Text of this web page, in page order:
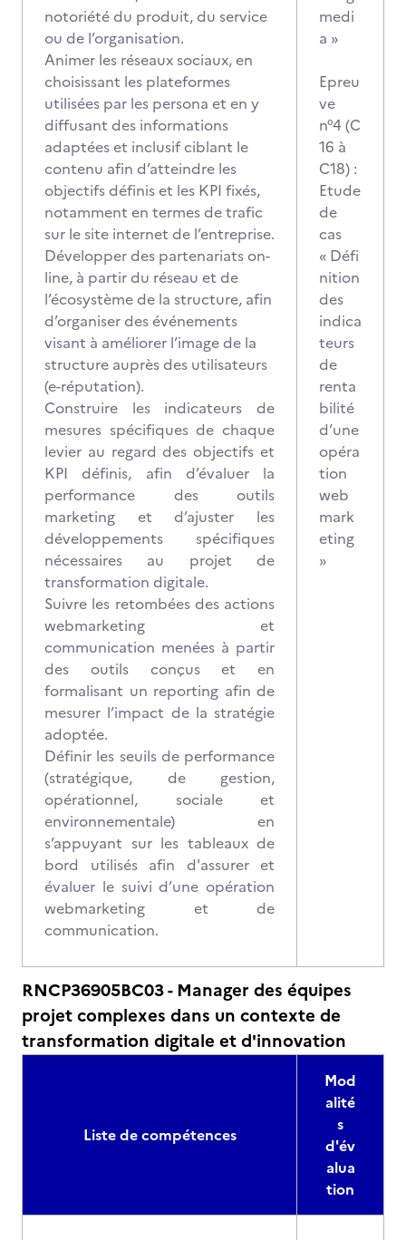
notoriété du produit, du service
ou de l’organisation.
Animer les réseaux sociaux, en
choisissant les plateformes
utilisées par les persona et en y
diffusant des informations
adaptées et inclusif ciblant le
contenu afin d’atteindre les
objectifs définis et les KPI fixés,
notamment en termes de trafic
sur le site internet de l’entreprise.
Développer des partenariats on-
line, à partir du réseau et de
l’écosystème de la structure, afin
d’organiser des événements
visant à améliorer l’image de la
structure auprès des utilisateurs
(e-réputation).
Construire les indicateurs de
mesures spécifiques de chaque
levier au regard des objectifs et
KPI définis, afin d’évaluer la
performance des outils
marketing et d’ajuster les
développements spécifiques
nécessaires au projet de
transformation digitale.
Suivre les retombées des actions
webmarketing et
communication menées à partir
des outils conçus et en
formalisant un reporting afin de
mesurer l’impact de la stratégie
adoptée.
Définir les seuils de performance
(stratégique, de gestion,
opérationnel, sociale et
environnementale) en
s’appuyant sur les tableaux de
bord utilisés afin d'assurer et
évaluer le suivi d’une opération
webmarketing et de
communication.
medi
a »
Epreu
ve
n°4 (C
16 à
C18) :
Etude
de
cas
« Défi
nition
des
indica
teurs
de
renta
bilité
d’une
opéra
tion
web
mark
eting
»
RNCP36905BC03 - Manager des équipes
projet complexes dans un contexte de
transformation digitale et d'innovation
Liste de compétences
Mod
alité
s
d'év
alua
tion